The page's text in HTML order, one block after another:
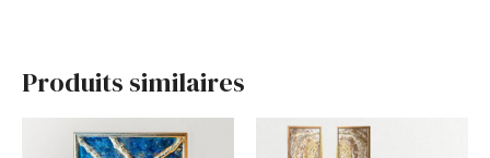
Produits similaires